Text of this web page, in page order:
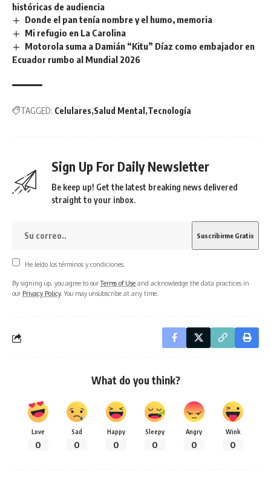
históricas de audiencia
Donde el pan tenía nombre y el humo, memoria
Mi refugio en La Carolina
Motorola suma a Damián “Kitu” Díaz como embajador en
Ecuador rumbo al Mundial 2026
TAGGED: Celulares Salud Mental Tecnología
Sign Up For Daily Newsletter
Be keep up! Get the latest breaking news delivered
straight to your inbox.
He leído los términos y condiciones.
By signing up, you agree to ourTerms of Use and acknowledge the data practices in
our Privacy Policy. You may unsubscribe at any time.
What do you think?
Love
0
Sad
0
Happy
0
Sleepy
0
Angry
0
Wink
0